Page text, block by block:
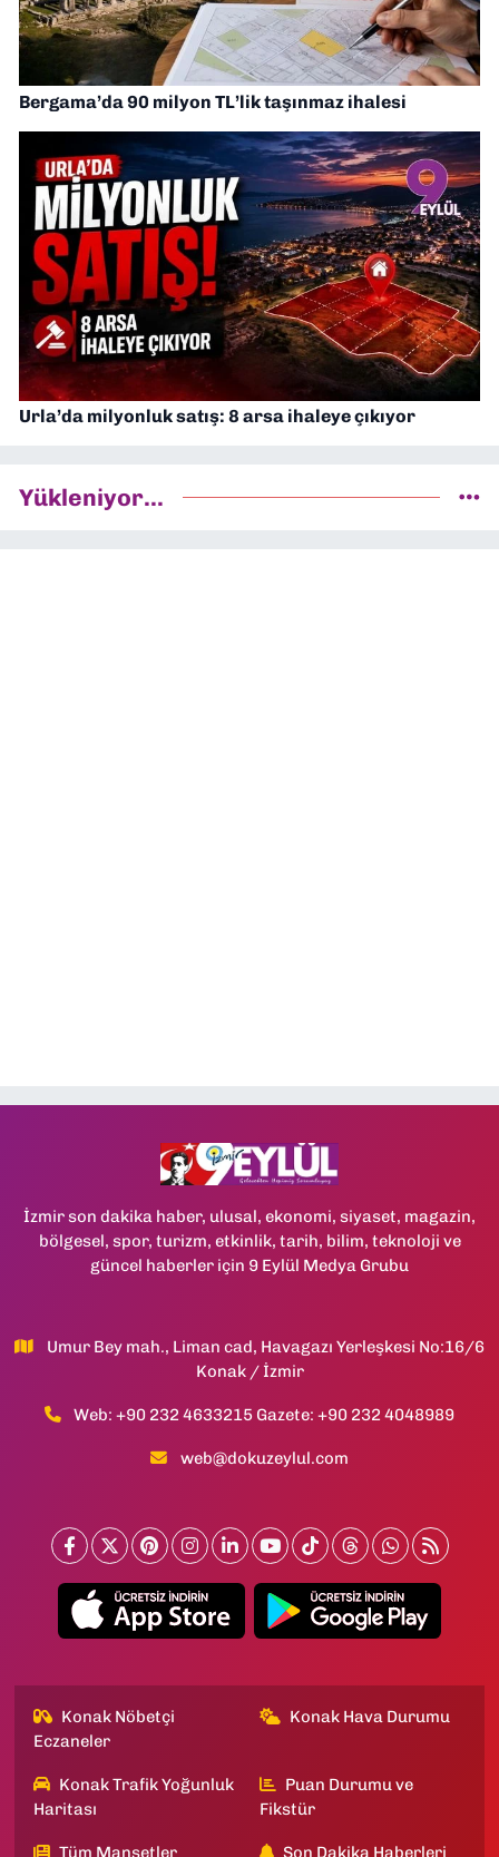
Bergama’da 90 milyon TL’lik taşınmaz ihalesi
Urla’da milyonluk satış: 8 arsa ihaleye çıkıyor
Yükleniyor...
İzmir son dakika haber, ulusal, ekonomi, siyaset, magazin,
bölgesel, spor, turizm, etkinlik, tarih, bilim, teknoloji ve
güncel haberler için 9 Eylül Medya Grubu
Umur Bey mah., Liman cad, Havagazı Yerleşkesi No:16/6
Konak / İzmir
Web: +90 232 4633215 Gazete: +90 232 4048989
web@dokuzeylul.com
Konak Nöbetçi
Eczaneler
Konak Hava Durumu
Konak Trafik Yoğunluk
Haritası
Puan Durumu ve
Fikstür
Tüm Manşetler Son Dakika Haberleri